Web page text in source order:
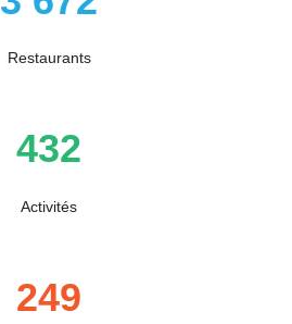
Restaurants
432
Activités
249